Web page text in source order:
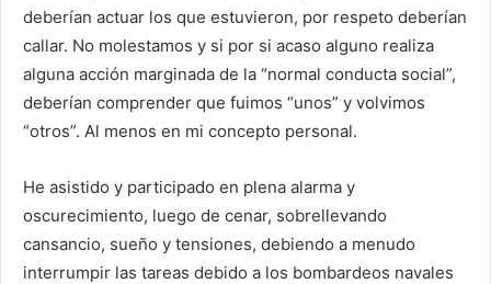
deberían actuar los que estuvieron, por respeto deberían
callar. No molestamos y si por si acaso alguno realiza
alguna acción marginada de la “normal conducta social”,
deberían comprender que fuimos “unos” y volvimos
“otros”. Al menos en mi concepto personal.
He asistido y participado en plena alarma y
oscurecimiento, luego de cenar, sobrellevando
cansancio, sueño y tensiones, debiendo a menudo
interrumpir las tareas debido a los bombardeos navales